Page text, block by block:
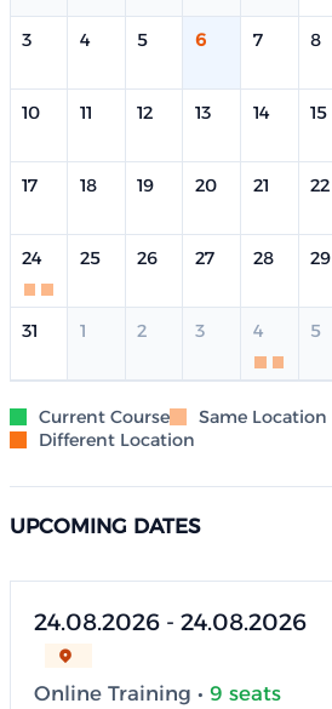
3 4 5 6 7 8
10 11 12 13 14 15
17 18 19 20 21 22
24 25 26 27 28 29
31 1 2 3 4 5
Current Course
Same Location
Different Location
UPCOMING DATES
24.08.2026 - 24.08.2026
Online Training • 9 seats